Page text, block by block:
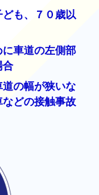
ども、７０歳以
に車道の左側部
合
道の幅が狭いな
どの接触事故